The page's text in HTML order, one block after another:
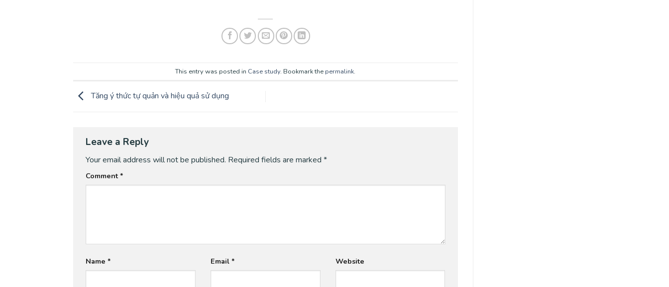
This entry was posted in Case study. Bookmark the permalink.
Tăng ý thức tự quản và hiệu quả sử dụng
Leave a Reply
Your email address will not be published. Required fields are marked *
Comment*
Name * Email * Website